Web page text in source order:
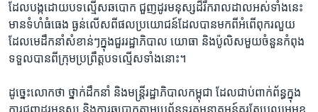
ដែល​បង្ក​ដោយបទ​ល្មើស​ឆបោក ​ជួញ​ដូរ​មនុស្ស​ដ៏​រីក​រាល​ដាល​អស់​ទាំង​នេះ​
មាន​ទំហំ​ធំធេង ​ធ្ងន់​លើស​ពី​ផល​ប្រយោជន៍​ដែល​បាន​មក​ពី​អំពើ​ពុករលួយ ​
ដែល​មេ​ដឹកនាំ​សំខាន់ៗ​ក្នុង​ជួរ​រដ្ឋាភិបាល​ យោធា​ និងប៉ូលិស​មួយ​ចំនួន​កំពុង​
ទទួល​បានពីក្រុម​ប្រព្រឹត្ត​បទ​ល្មើស​ទាំង​នោះ។
ដូច្នេះ​លោក​ថា​ ថ្នាក់​ដឹកនាំ ​និង​មន្ត្រី​រដ្ឋាភិបាល​កម្ពុជា ​ដែល​ជាប់​ពាក់ព័ន្ធ​ក្នុង​
ការ​ជួញ​ដូរ​មនុស្ស​ និង​ការ​ឆបោក​តាម​ប្រព័ន្ធ​ទូរគមនាគមន៍​គួរតែ​ប្រឈម​មុខ​